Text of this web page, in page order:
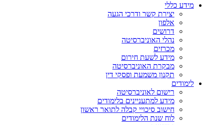
מידע כללי
יצירת קשר ודרכי הגעה
אלפון
דרושים
נהלי האוניברסיטה
מכרזים
מידע לשעת חירום
מבקרת האוניברסיטה
תקנון משמעת ופסקי דין
לימודים
רישום לאוניברסיטה
מידע למתעניינים בלימודים
חישוב סיכויי קבלה לתואר ראשון
לוח שנת הלימודים